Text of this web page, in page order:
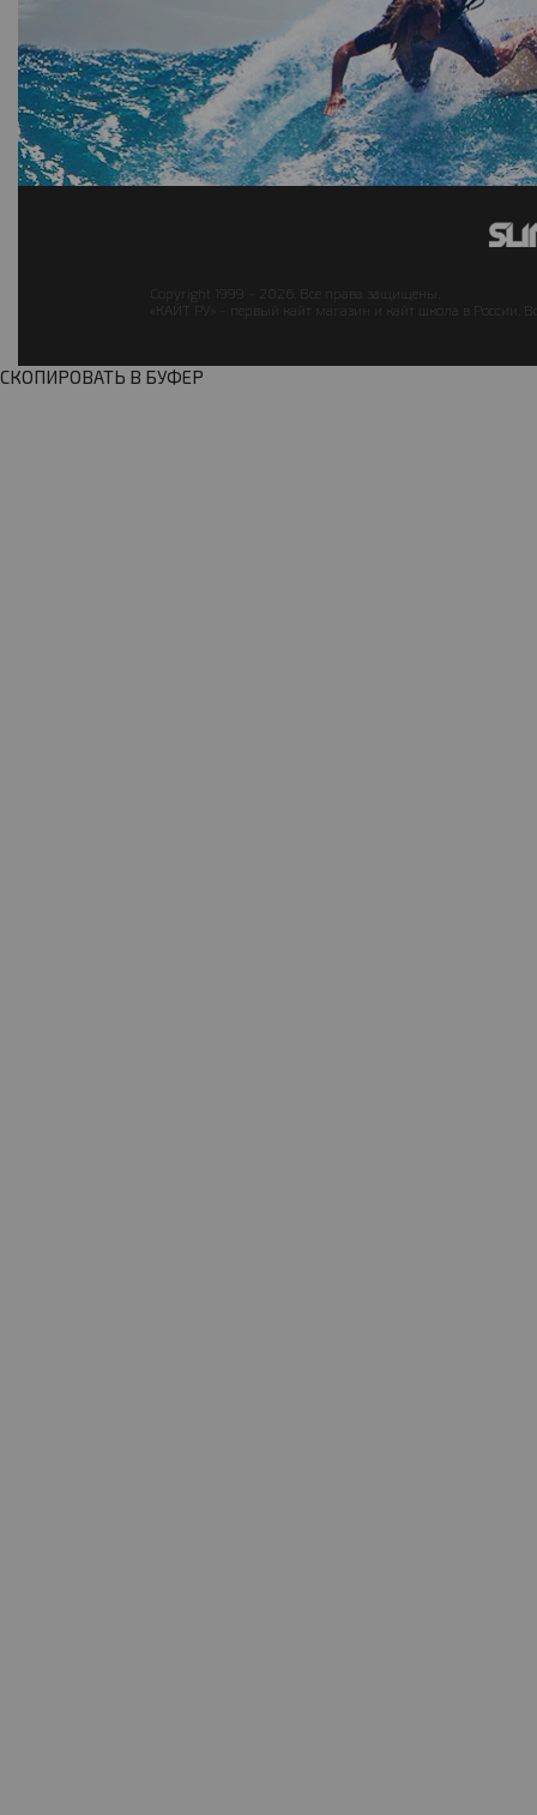
Copyright 1999 - 2026. Все права защищены.
«КАЙТ РУ» - первый кайт магазин и кайт школа в России.
СКОПИРОВАТЬ В БУФЕР